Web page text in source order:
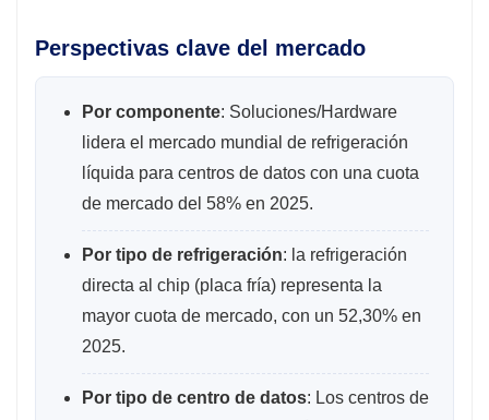
Perspectivas clave del mercado
Por componente: Soluciones/Hardware
lidera el mercado mundial de refrigeración
líquida para centros de datos con una cuota
de mercado del 58% en 2025.
Por tipo de refrigeración: la refrigeración
directa al chip (placa fría) representa la
mayor cuota de mercado, con un 52,30% en
2025.
Por tipo de centro de datos: Los centros de